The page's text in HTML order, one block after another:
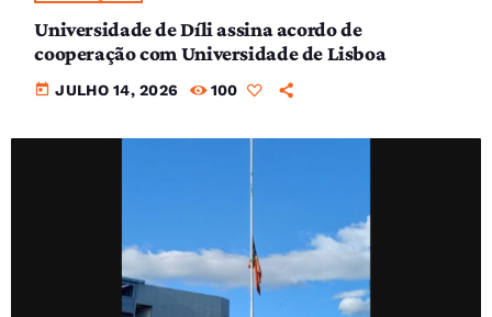
Universidade de Díli assina acordo de
cooperação com Universidade de Lisboa
today JULHO 14, 2026 100